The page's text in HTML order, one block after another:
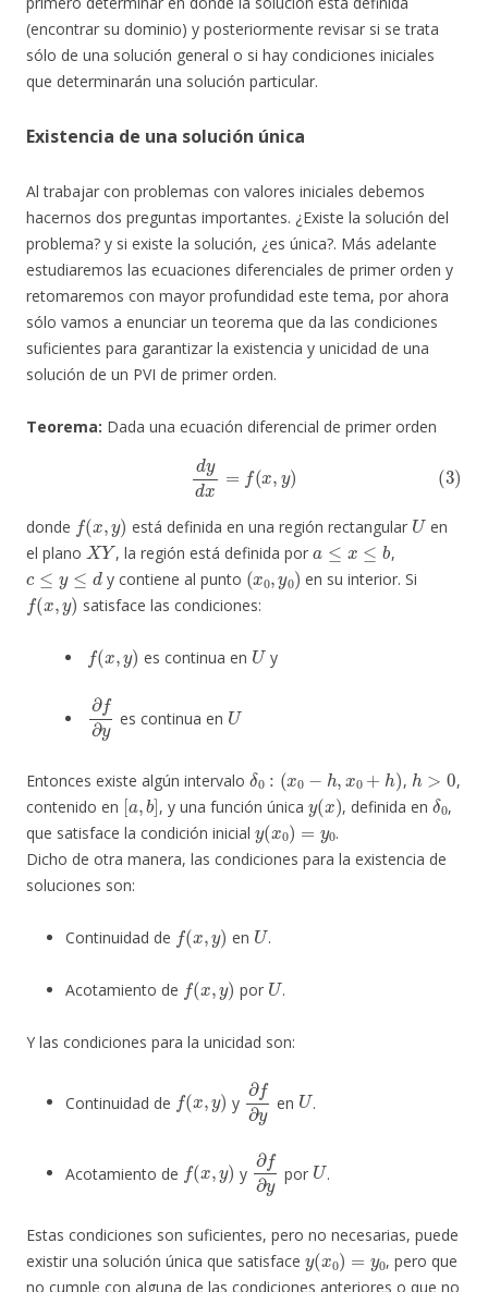
(encontrar su dominio) y posteriormente revisar si se trata
sólo de una solución general o si hay condiciones iniciales
que determinarán una solución particular.
Existencia de una solución única
Al trabajar con problemas con valores iniciales debemos
hacernos dos preguntas importantes. ¿Existe la solución del
problema? y si existe la solución, ¿es única?. Más adelante
estudiaremos las ecuaciones diferenciales de primer orden y
retomaremos con mayor profundidad este tema, por ahora
sólo vamos a enunciar un teorema que da las condiciones
suficientes para garantizar la existencia y unicidad de una
solución de un PVI de primer orden.
Teorema: Dada una ecuación diferencial de primer orden
(3)d
donde
(x
está definida en una región rectangular
U
en
el plano
XY
, la región está definida por
a ≤x≤b
,
c≤y≤d
y contiene al punto
(x0,y0)
en su interior. Si
f(x, y)
satisface las condiciones:
(x
es continua en
U
y
∂f∂
es continua en
Entonces existe algún intervalo
δ x x
,
h
,
contenido en
[a ,b]
, y una función única
(x)
, definida en
δ 0
,
que satisface la condición inicial
y (x0)= y0
.
Dicho de otra manera, las condiciones para la existencia de
soluciones son:
Continuidad de
(x
en
U
.
Acotamiento de
(x
por
U
.
Y las condiciones para la unicidad son:
Continuidad de
(x
y
∂f∂
en
U
.
Acotamiento de
(x
y
∂f∂
por
U
.
Estas condiciones son suficientes, pero no necesarias, puede
existir una solución única que satisface
y(x 0)=y0
, pero que
no cumple con alguna de las condiciones anteriores o que no